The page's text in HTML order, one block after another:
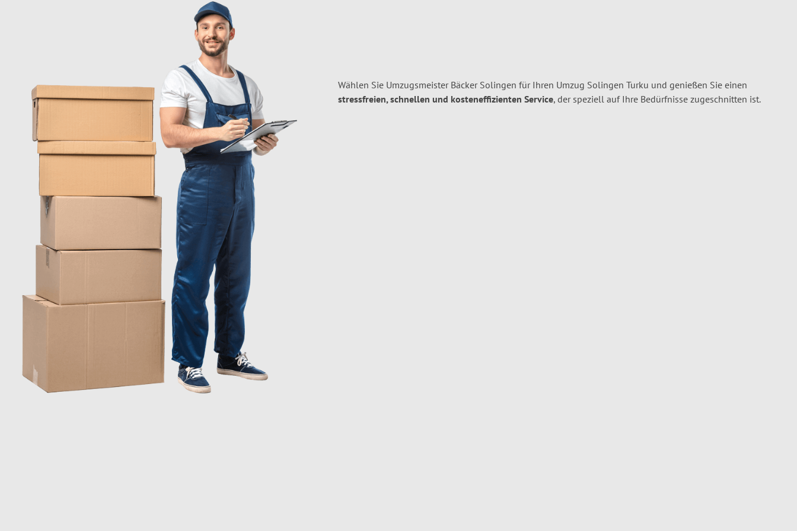
Wählen Sie Umzugsmeister Bäcker Solingen für Ihren Umzug Solingen Turku und genießen Sie einen
stressfreien, schnellen und kosteneffizienten Service, der speziell auf Ihre Bedürfnisse zugeschnitten ist.